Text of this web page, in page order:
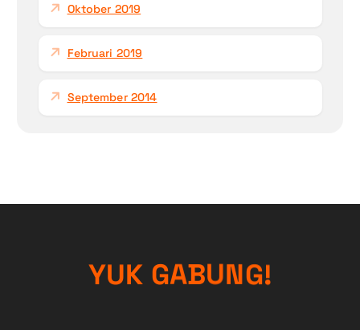
Oktober 2019
Februari 2019
September 2014
YUK GABUNG!